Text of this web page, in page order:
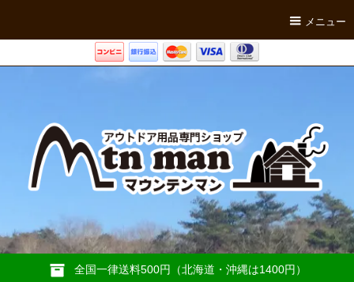
メニュー
全国一律送料500円（北海道・沖縄は1400円）